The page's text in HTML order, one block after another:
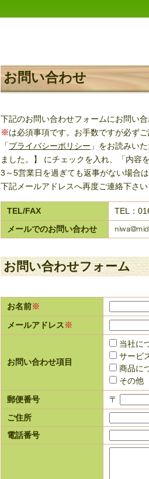
お問い合わせ
下記のお問い合わせフォームにお問い
※は必須事項です。お手数ですが必ずご
「プライバシーポリシー 」をお読みい
ました。】 にチェックを入れ、「内容
3～5営業日を過ぎても返事がない場合
下記メールアドレスへ再度ご連絡下さい
TEL/FAX
TEL：
メールでのお問い合わせ
お問い合わせフォーム
お名前※
メールアドレス※
お問い合わせ項目
当社に
サービ
商品に
その他
郵便番号
〒
ご住所
電話番号